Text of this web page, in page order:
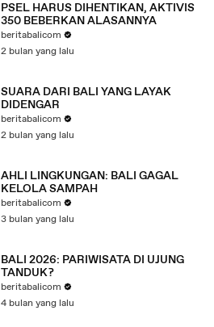
PSEL HARUS DIHENTIKAN, AKTIVIS
350 BEBERKAN ALASANNYA
beritabalicom
2 bulan yang lalu
SUARA DARI BALI YANG LAYAK
DIDENGAR
beritabalicom
2 bulan yang lalu
AHLI LINGKUNGAN: BALI GAGAL
KELOLA SAMPAH
beritabalicom
3 bulan yang lalu
BALI 2026: PARIWISATA DI UJUNG
TANDUK?
beritabalicom
4 bulan yang lalu